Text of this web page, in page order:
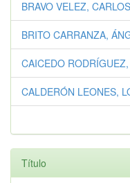
BRAVO VELEZ,
BRITO CARRANZA,
CAICEDO
CALDERÓN LEONES,
Título